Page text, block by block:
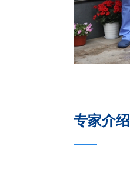
专家介绍